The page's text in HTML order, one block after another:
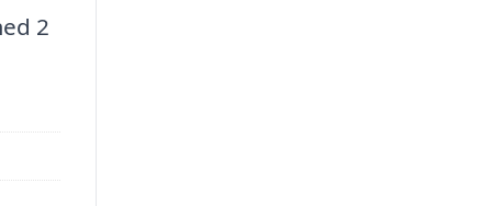
2